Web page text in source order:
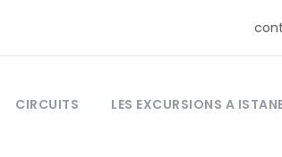
CIRCUITS LES EXCURSIONS A